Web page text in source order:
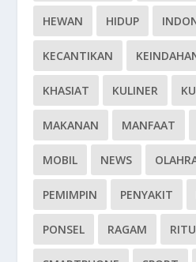
HEWAN HIDUP
KECANTIKAN
KHASIAT KULINER
MAKANAN MANFAAT
MOBIL NEWS
PEMIMPIN PENYAKIT
PONSEL RAGAM